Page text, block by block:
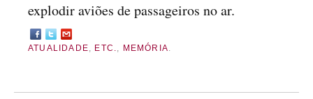
explodir aviões de passageiros no ar.
ATUALIDADE, ETC., MEMÓRIA.